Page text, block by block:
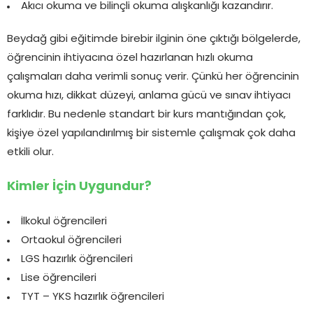
Akıcı okuma ve bilinçli okuma alışkanlığı kazandırır.
Beydağ gibi eğitimde birebir ilginin öne çıktığı bölgelerde,
öğrencinin ihtiyacına özel hazırlanan hızlı okuma
çalışmaları daha verimli sonuç verir. Çünkü her öğrencinin
okuma hızı, dikkat düzeyi, anlama gücü ve sınav ihtiyacı
farklıdır. Bu nedenle standart bir kurs mantığından çok,
kişiye özel yapılandırılmış bir sistemle çalışmak çok daha
etkili olur.
Kimler İçin Uygundur?
İlkokul öğrencileri
Ortaokul öğrencileri
LGS hazırlık öğrencileri
Lise öğrencileri
TYT – YKS hazırlık öğrencileri